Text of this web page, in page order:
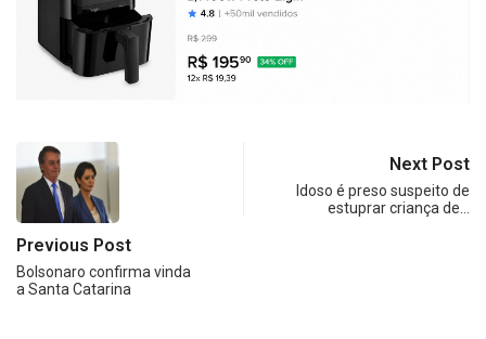
Previous Post
Bolsonaro confirma vinda
a Santa Catarina
Next Post
Idoso é preso suspeito de
estuprar criança de…